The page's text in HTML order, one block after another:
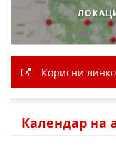
Корисни
Календар на